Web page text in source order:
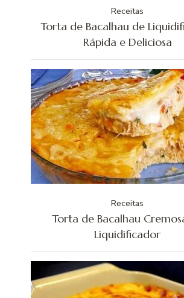
Receitas
Torta de Bacalhau de
Rápida e Deliciosa
Receitas
Torta de Bacalhau
Liquidificador